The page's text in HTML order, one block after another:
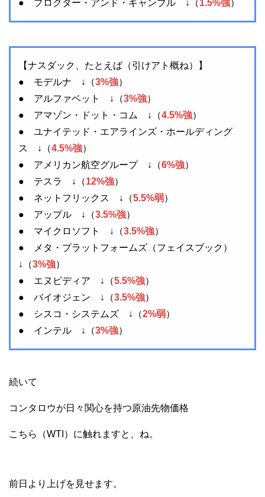
● プロクター・アンド・ギャンブル ↓（ 1.5%強）
【ナスダック、たとえば（引けアト概ね）】
● モデルナ ↓（3%強）
● アルファベット ↓（3%強）
● アマゾン・ドット・コム ↓（4.5%強）
● ユナイテッド・エアラインズ・ホールディング
ス ↓（4.5%強）
● アメリカン航空グループ ↓（6%強）
● テスラ ↓（12%強）
● ネットフリックス ↓（5.5%弱）
● アップル ↓（3.5%強）
● マイクロソフト ↓（3.5%強）
● メタ・プラットフォームズ（フェイスブック）
↓（3%強）
● エヌビディア ↓（5.5%強）
● バイオジェン ↓（3.5%強）
● シスコ・システムズ ↓（2%弱）
● インテル ↓（3%強）
続いて
コンタロウが日々関心を持つ原油先物価格
こちら（WTI）に触れますと、ね。
前日より上げを見せます。